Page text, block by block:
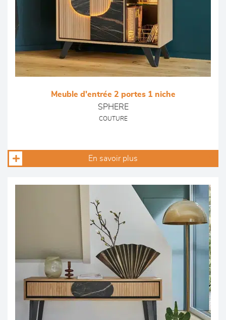
Meuble d'entrée 2 portes 1 niche
SPHERE
COUTURE
En savoir plus